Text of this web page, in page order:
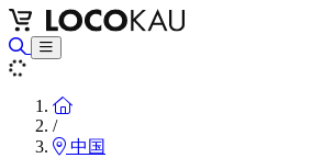
Home
/
中国